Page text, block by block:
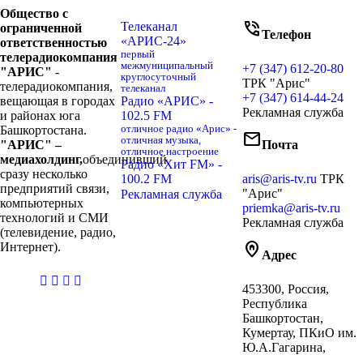
Общество с
ограниченной
ответственностью
телерадиокомпания
"АРИС" -
телерадиокомпания,
вещающая в городах
и районах юга
Башкортостана.
"АРИС" –
медиахолдинг,объединивший
сразу несколько
предприятий связи,
компьютерных
технологий и СМИ
(телевидение, радио,
Интернет).
casibom
Телеканал
«АРИС-24»
первый
межмуниципальный
круглосуточный
телеканал
Радио «АРИС» -
102.5 FM
отличное радио «Арис» -
отличная музыка,
отличное настроение
Радио «Хит FM» -
100.2 FM
Рекламная служба
phone_in_talkТелефон
+7 (347) 612-20-80
ТРК "Арис"
+7 (347) 614-44-24
Рекламная служба
mailПочта
aris@aris-tv.ru ТРК
"Арис"
priemka@aris-tv.ru
Рекламная служба
home_pin Адрес
453300, Россия,
Республика
Башкортостан,
Кумертау, ПКиО им.
Ю.А.Гагарина,